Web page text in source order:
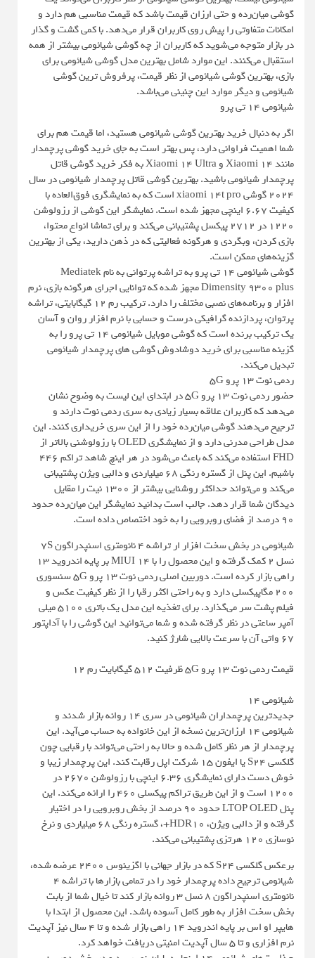
گوشی میان‌رده و حتی ارزان قیمت باشد که قیمت مناسبی هم دارد و
امکانات متفاوتی را پیش روی کاربران قرار می‌دهد. با کمی گشت و گذار
در بازار متوجه می‌شوید که کاربران از چه گوشی شیائومی بیشتر از همه
استقبال می‌کنند. این موارد شامل بهترین مدل گوشی شیائومی برای
بازی، بهترین گوشی شیائومی از نظر قیمت، پرفروش ترین گوشی
شیائومی و دیگر موارد این چنینی می‌باشد.
شیائومی ۱۴ تی پرو
اگر به دنبال خرید بهترین گوشی شیائومی هستید، اما قیمت هم برای
شما اهمیت فراوانی دارد، پس بهتر است به جای خرید گوشی پرچمدار
مانند Xiaomi 14 و Xiaomi 14 Ultra به فکر خرید گوشی قاتل
پرچمدار شیائومی باشید. بهترین گوشی قاتل پرچمدار شیائومی در سال
2024 گوشی xiaomi 14t pro است که به نمایشگری فوق‌العاده با
کیفیت 6.67 اینچی مجهز شده است. نمایشگر این گوشی از رزولوشن
1220 در 2712 پیکسل پشتیبانی می‌کند و برای تماشا انواع محتوا،
بازی کردن، وبگردی و هرگونه فعالیتی که در ذهن دارید، یکی از بهترین
گزینه‌های ممکن است.
گوشی شیائومی ۱۴ تی پرو به تراشه پرتوانی به نام Mediatek
Dimensity 9300 plus مجهز شده که توانایی اجرای هرگونه بازی، نرم
افزار و برنامه‌های نصبی مختلف را دارد. ترکیب رم ۱۲ گیگابایتی، تراشه
پرتوان، پردازنده گرافیکی درست و حسابی با نرم افزار روان و آسان
یک ترکیب برنده است که گوشی موبایل شیائومی ۱۴ تی پرو را به
گزینه مناسبی برای خرید دوشادوش گوشی های پرچمدار شیائومی
تبدیل می‌کند.
ردمی نوت 13 پرو 5G
حضور ردمی نوت 13 پرو 5G در ابتدای این لیست به وضوح نشان
می‌دهد که کاربران علاقه بسیار زیادی به سری ردمی نوت دارند و
ترجیح می‌دهند گوشی میان‌رده خود را از این سری خریداری کنند. این
مدل طراحی مدرنی دارد و از نمایشگری OLED با رزولوشنی بالاتر از
FHD استفاده می‌کند که باعث می‌شود در هر اینچ شاهد تراکم 446
باشیم. این پنل از گستره رنگی 68 میلیاردی و دالبی ویژن پشتیبانی
می‌کند و می‌تواند حداکثر روشنایی بیشتر از 1300 نیت را مقایل
دیدگان شما قرار دهد. جالب است بدانید نمایشگر این میان‌رده حدود
90 درصد از فضای روبرویی را به خود اختصاص داده است.
شیائومی در بخش سخت افزار ار تراشه 4 نانومتری اسنپدراگون 7S
نسل 2 کمک گرفته و این محصول را با MIUI 14 بر پایه اندروید 13
راهی بازار کرده است. دوربین اصلی ردمی نوت 13 پرو 5G سنسوری
200 مگاپیکسلی دارد و به راحتی اکثر رقبا را از نظر کیفیت عکس و
فیلم پشت سر می‌گذارد. برای تغذیه این مدل یک باتری 5100 میلی
آمپر ساعتی در نظر گرفته شده و شما می‌توانید این گوشی را با آداپتور
67 واتی آن با سرعت بالایی شارژ کنید.
قیمت ردمی نوت 13 پرو 5G ظرفیت 512 گیگابایت رم 12
شیائومی 14
جدیدترین پرچمداران شیائومی در سری 14 روانه بازار شدند و
شیائومی 14 ارزان‌ترین نسخه از این خانواده به حساب می‌آید. این
پرچمدار از هر نظر کامل شده و حالا به راحتی می‌تواند با رقبایی چون
گلکسی S24 یا ایفون 15 شرکت اپل رقابت کند. این پرچمدار زیبا و
خوش دست دارای نمایشگری 6.36 اینچی با رزولوشن 2670 در
1200 است و از این طریق تراکم پیکسلی 460 را ارائه می‌کند. این
پنل LTOP OLED حدود ۹۰ درصد از بخش روبرویی را در اختیار
گرفته و از دالبی ویژن، HDR10+، گستره رنگی 68 میلیاردی و نرخ
نوسازی 120 هرتزی پشتیبانی می‌کند.
برعکس گلکسی S24 که در بازار جهانی با اگزینوس 2400 عرضه شده،
شیائومی ترجیح داده پرچمدار خود را در تمامی بازارها با تراشه 4
نانومتری اسنپدراگون 8 نسل 3 روانه بازار کند تا خیال شما از بابت
بخش سخت افزار به طور کامل آسوده باشد. این محصول از ابتدا با
هایپر او اس بر پایه اندروید 14 راهی بازار شده و تا 4 سال نیز آپدیت
نرم افزاری و تا 5 سال آپدیت امنیتی دریافت خواهد کرد.